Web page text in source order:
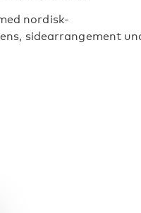
nordisk-
sidearrangement